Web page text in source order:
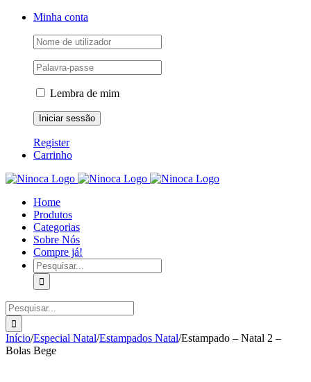
Skip
Facebook
Instagram
YouTubeMinha conta
Lembra de mim
Register
Carrinho
Home
Produtos
Categorias
Sobre Nós
Compre já!
Pesquisar
Pesquisar
Início/Especial Natal/Estampados Natal/Estampado – Natal 2 –
Bolas Bege